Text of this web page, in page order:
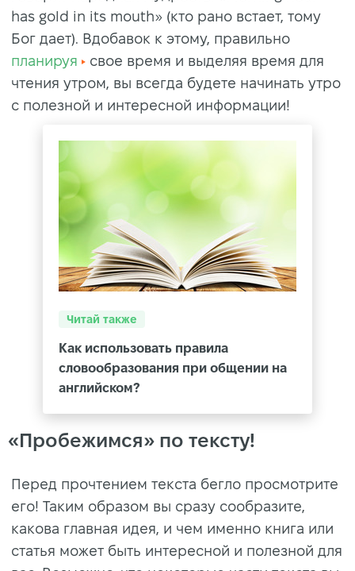
has gold in its mouth» (кто рано встает, тому
Бог дает). Вдобавок к этому, правильно
планируя
свое время и выделяя время для
чтения утром, вы всегда будете начинать утро
с полезной и интересной информации!
Читай также
Как использовать правила
словообразования при общении на
английском?
«Пробежимся» по тексту!
Перед прочтением текста бегло просмотрите
его! Таким образом вы сразу сообразите,
какова главная идея, и чем именно книга или
статья может быть интересной и полезной для